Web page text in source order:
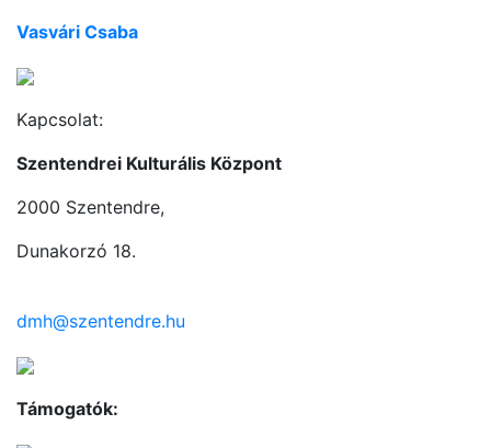
Vasvári Csaba
Kapcsolat:
Szentendrei Kulturális Központ
2000 Szentendre,
Dunakorzó 18.
dmh@szentendre.hu
Támogatók: